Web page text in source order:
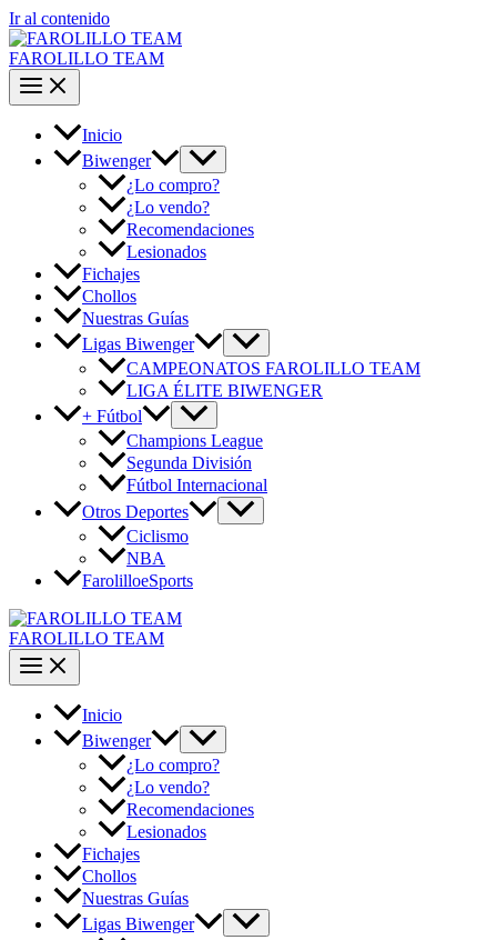
Ir al contenido
FAROLILLO TEAM
Inicio
Biwenger
¿Lo compro?
¿Lo vendo?
Recomendaciones
Lesionados
Fichajes
Chollos
Nuestras Guías
Ligas Biwenger
CAMPEONATOS FAROLILLO TEAM
LIGA ÉLITE BIWENGER
+ Fútbol
Champions League
Segunda División
Fútbol Internacional
Otros Deportes
Ciclismo
NBA
FarolilloeSports
FAROLILLO TEAM
Inicio
Biwenger
¿Lo compro?
¿Lo vendo?
Recomendaciones
Lesionados
Fichajes
Chollos
Nuestras Guías
Ligas Biwenger